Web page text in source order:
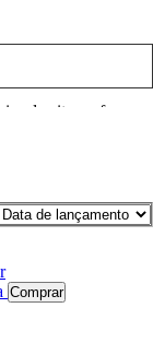
do site ou faça
Comprar